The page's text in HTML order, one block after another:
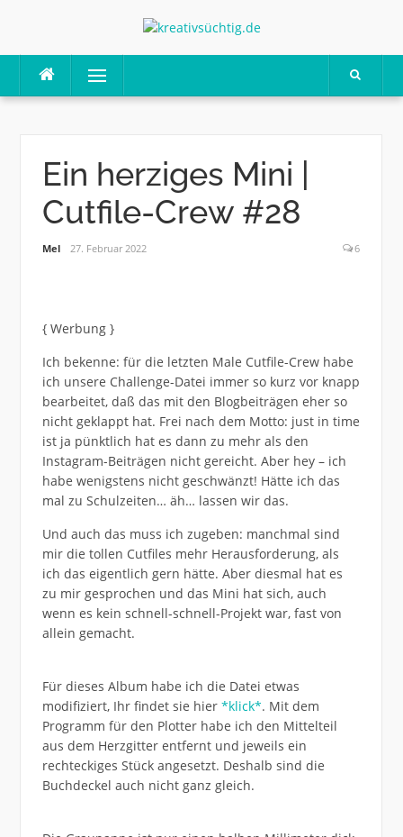
Menu
Ein herziges Mini |
Cutfile-Crew #28
Mel 27. Februar 2022 6
{ Werbung }
Ich bekenne: für die letzten Male Cutfile-Crew habe
ich unsere Challenge-Datei immer so kurz vor knapp
bearbeitet, daß das mit den Blogbeiträgen eher so
nicht geklappt hat. Frei nach dem Motto: just in time
ist ja pünktlich hat es dann zu mehr als den
Instagram-Beiträgen nicht gereicht. Aber hey – ich
habe wenigstens nicht geschwänzt! Hätte ich das
mal zu Schulzeiten… äh… lassen wir das.
Und auch das muss ich zugeben: manchmal sind
mir die tollen Cutfiles mehr Herausforderung, als
ich das eigentlich gern hätte. Aber diesmal hat es
zu mir gesprochen und das Mini hat sich, auch
wenn es kein schnell-schnell-Projekt war, fast von
allein gemacht.
Für dieses Album habe ich die Datei etwas
modifiziert, Ihr findet sie hier *klick*. Mit dem
Programm für den Plotter habe ich den Mittelteil
aus dem Herzgitter entfernt und jeweils ein
rechteckiges Stück angesetzt. Deshalb sind die
Buchdeckel auch nicht ganz gleich.